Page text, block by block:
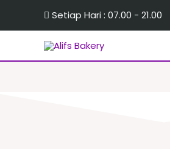
Setiap Hari : 07.00 - 21.00